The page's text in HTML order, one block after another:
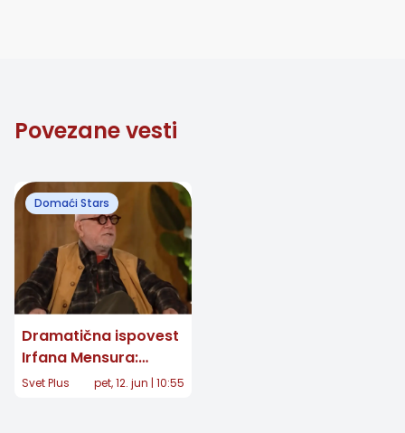
Povezane vesti
Domaći Stars
Dramatična ispovest
Irfana Mensura:
"Pištolj mi je bio u
Svet Plus pet, 12. jun | 10:55